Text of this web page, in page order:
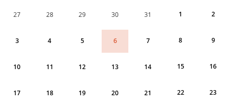
correspondiente
27 28 29 30 31 1 2
3 4 5 6 7 8 9
10 11 12 13 14 15 16
17 18 19 20 21 22 23